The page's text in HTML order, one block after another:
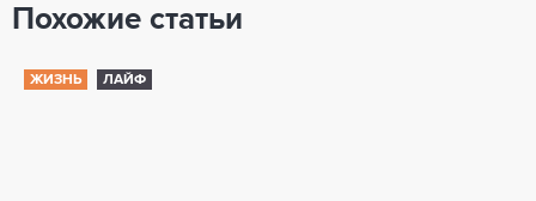
Похожие статьи
ЖИЗНЬ ЛАЙФ